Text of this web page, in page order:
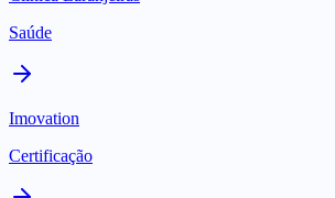
Saúde
Imovation
Certificação